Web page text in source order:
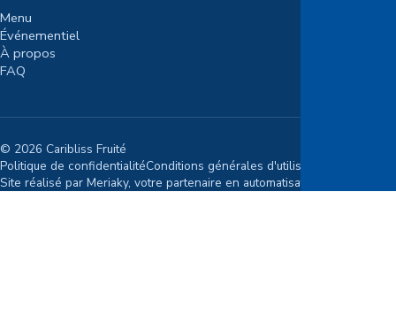
Menu
Événementiel
À propos
FAQ
© 2026 Caribliss Fruité
Politique de confidentialitéConditions générales d'utilisation
Site réalisé par Meriaky, votre partenaire en automatisation pour PME